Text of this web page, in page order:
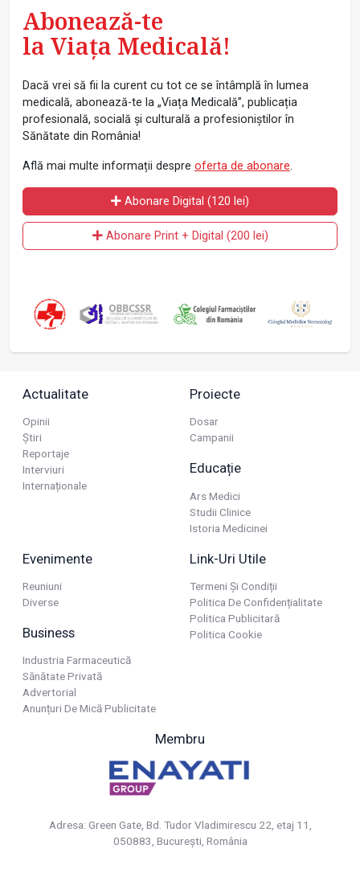
Abonează-te
la Viața Medicală!
Dacă vrei să fii la curent cu tot ce se întâmplă în lumea
medicală, abonează-te la „Viața Medicală”, publicația
profesională, socială și culturală a profesioniștilor în
Sănătate din România!
Află mai multe informații despre oferta de abonare.
Abonare Digital (120 lei)
Abonare Print + Digital (200 lei)
Actualitate
Opinii
Știri
Reportaje
Interviuri
Internaționale
Proiecte
Dosar
Campanii
Educație
Ars Medici
Studii Clinice
Istoria Medicinei
Evenimente
Reuniuni
Diverse
Business
Industria Farmaceutică
Sănătate Privată
Advertorial
Anunțuri De Mică Publicitate
Link-Uri Utile
Termeni Și Condiții
Politica De Confidențialitate
Politica Publicitară
Politica Cookie
Membru
Adresa: Green Gate, Bd. Tudor Vladimirescu 22, etaj 11,
050883, Bucureşti, România